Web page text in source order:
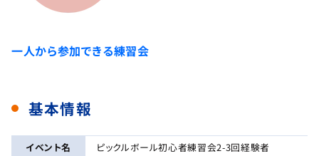
一人から参加できる練習会
基本情報
イベント名
ピックルボール初心者練習会2-3回経験者